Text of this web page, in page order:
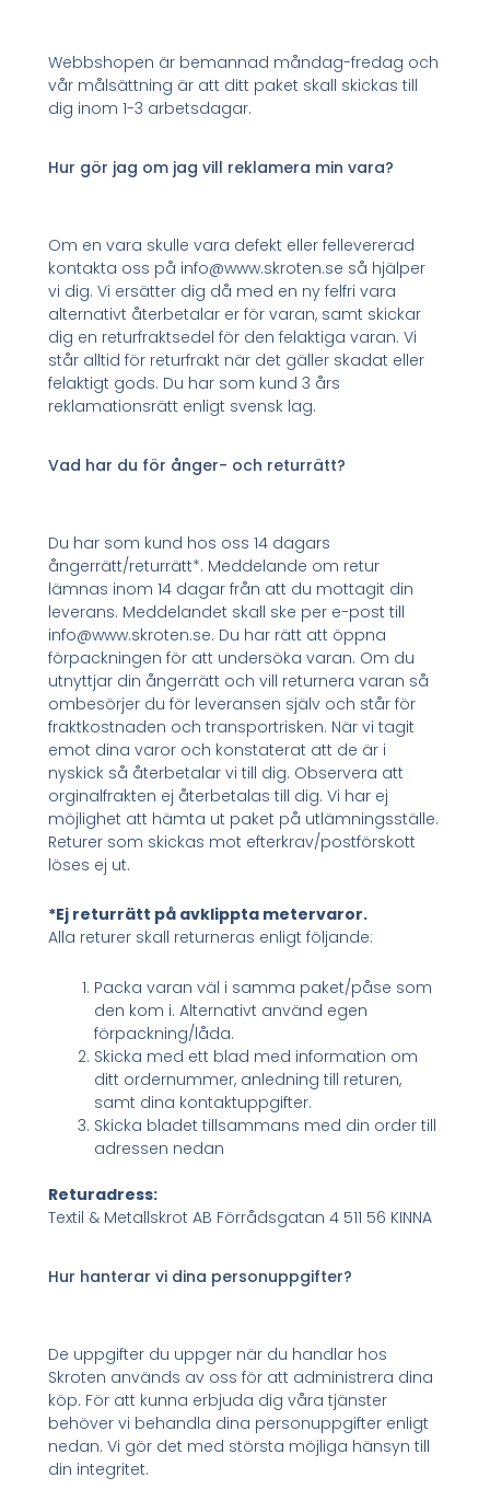
Webbshopen är bemannad måndag-fredag och
vår målsättning är att ditt paket skall skickas till
dig inom 1-3 arbetsdagar.
Hur gör jag om jag vill reklamera min vara?
Om en vara skulle vara defekt eller fellevererad
kontakta oss på info@www.skroten.se så hjälper
vi dig. Vi ersätter dig då med en ny felfri vara
alternativt återbetalar er för varan, samt skickar
dig en returfraktsedel för den felaktiga varan. Vi
står alltid för returfrakt när det gäller skadat eller
felaktigt gods. Du har som kund 3 års
reklamationsrätt enligt svensk lag.
Vad har du för ånger- och returrätt?
Du har som kund hos oss 14 dagars
ångerrätt/returrätt*. Meddelande om retur
lämnas inom 14 dagar från att du mottagit din
leverans. Meddelandet skall ske per e-post till
info@www.skroten.se. Du har rätt att öppna
förpackningen för att undersöka varan. Om du
utnyttjar din ångerrätt och vill returnera varan så
ombesörjer du för leveransen själv och står för
fraktkostnaden och transportrisken. När vi tagit
emot dina varor och konstaterat att de är i
nyskick så återbetalar vi till dig. Observera att
orginalfrakten ej återbetalas till dig. Vi har ej
möjlighet att hämta ut paket på utlämningsställe.
Returer som skickas mot efterkrav/postförskott
löses ej ut.
*Ej returrätt på avklippta metervaror.
Alla returer skall returneras enligt följande:
Packa varan väl i samma paket/påse som
den kom i. Alternativt använd egen
förpackning/låda.
Skicka med ett blad med information om
ditt ordernummer, anledning till returen,
samt dina kontaktuppgifter.
Skicka bladet tillsammans med din order till
adressen nedan
Returadress:
Textil & Metallskrot AB Förrådsgatan 4 511 56 KINNA
Hur hanterar vi dina personuppgifter?
De uppgifter du uppger när du handlar hos
Skroten används av oss för att administrera dina
köp. För att kunna erbjuda dig våra tjänster
behöver vi behandla dina personuppgifter enligt
nedan. Vi gör det med största möjliga hänsyn till
din integritet.